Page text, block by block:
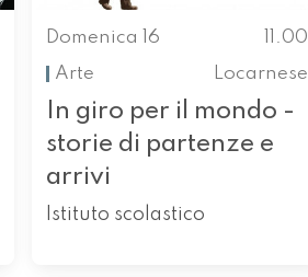
Domenica 16
11.00
Arte
Locarnese
In giro per il mondo -
storie di partenze e
arrivi
Istituto scolastico